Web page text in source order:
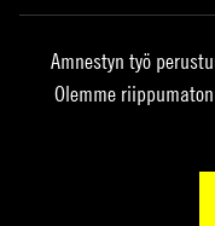
Amnestyn työ
Olemme